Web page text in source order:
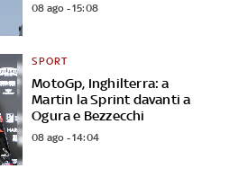
08 ago - 15:08
MotoGp, Inghilterra: a
Martin la Sprint davanti a
Ogura e Bezzecchi
SPORT
08 ago - 14:04